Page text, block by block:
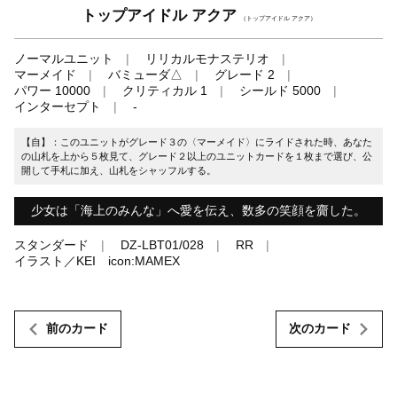
トップアイドル アクア （トップアイドル アクア）
ノーマルユニット
リリカルモナステリオ
マーメイド
バミューダ△
グレード 2
パワー 10000
クリティカル 1
シールド 5000
インターセプト
-
【自】：このユニットがグレード３の〈マーメイド〉にライドされた時、あなた
の山札を上から５枚見て、グレード２以上のユニットカードを１枚まで選び、公
開して手札に加え、山札をシャッフルする。
少女は「海上のみんな」へ愛を伝え、数多の笑顔を齎した。
スタンダード DZ-LBT01/028
RR
イラスト／KEI icon:MAMEX
前のカード 次のカード